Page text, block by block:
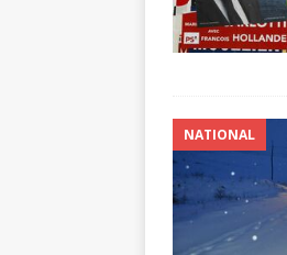
NATIONAL